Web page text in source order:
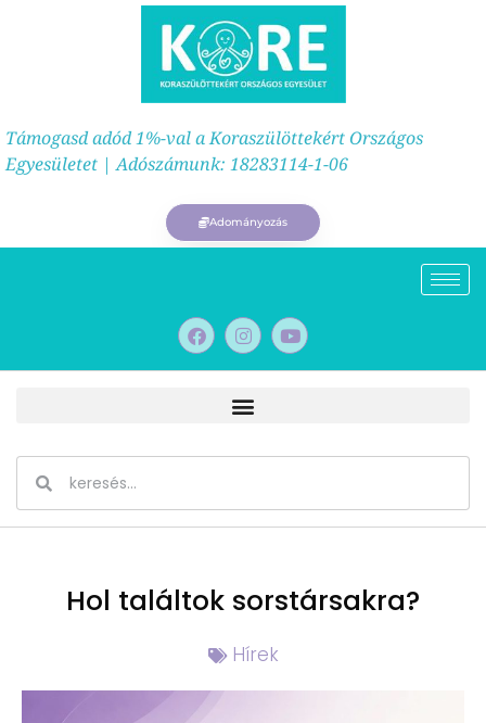
Támogasd adód 1%-val a Koraszülöttekért Országos
Egyesületet | Adószámunk: 18283114-1-06
Adományozás
Hol találtok sorstársakra?
Hírek